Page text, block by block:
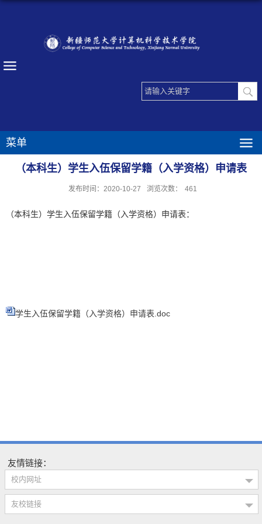
菜单
（本科生）学生入伍保留学籍（入学资格）申请表
发布时间：2020-10-27 浏览次数： 461
（本科生）学生入伍保留学籍（入学资格）申请表：
学生入伍保留学籍（入学资格）申请表.doc
友情链接：
校内网址
友校链接